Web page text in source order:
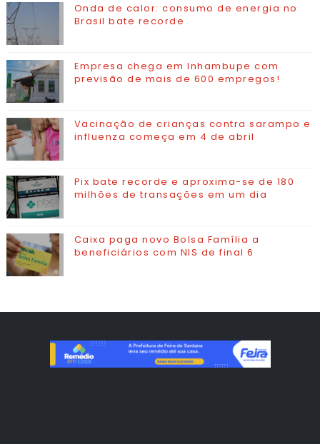
Onda de calor: consumo de energia no
Brasil bate recorde
Empresa chega em Inhambupe com
previsão de mais de 600 empregos!
Vacinação de crianças contra sarampo e
influenza começa em 4 de abril
Pix bate recorde e aproxima-se de 180
milhões de transações em um dia
Caixa paga novo Bolsa Família a
beneficiários com NIS de final 6